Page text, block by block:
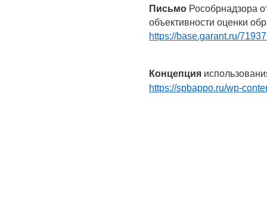
Письмо Рособрнадзора
объективности оценки
https://base.garant.ru/
Концепция
https://spbappo.ru/wp-